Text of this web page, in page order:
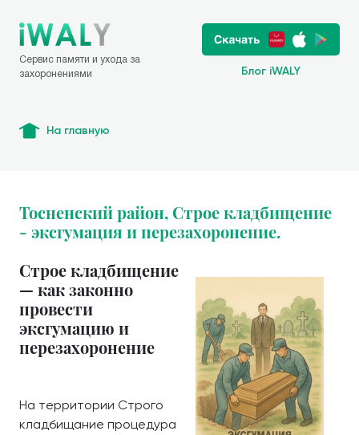
Сервис памяти и ухода за
захоронениями
Блог iWALY
На главную
Тосненский район, Строе кладбищение
- эксгумация и перезахоронение.
Строе кладбищение
— как законно
провести
эксгумацию и
перезахоронение
На территории Строго
кладбищание процедура